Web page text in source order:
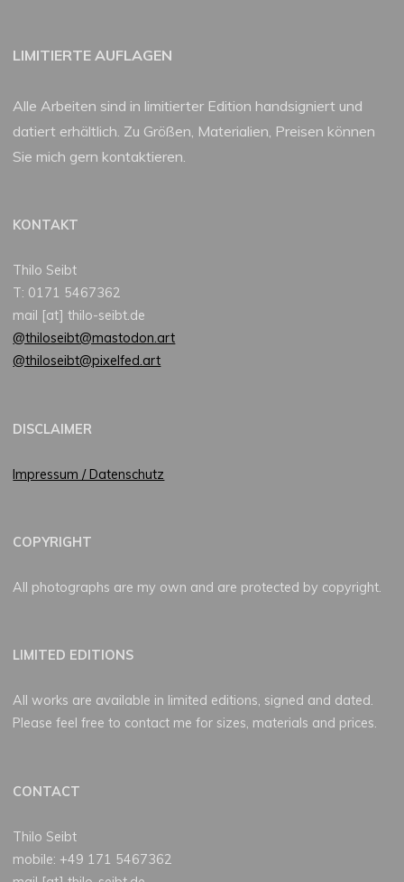
LIMITIERTE AUFLAGEN
Alle Arbeiten sind in limitierter Edition handsigniert und
datiert erhältlich. Zu Größen, Materialien, Preisen können
Sie mich gern kontaktieren.
KONTAKT
Thilo Seibt
T: 0171 5467362
mail [at] thilo-seibt.de
@thiloseibt@mastodon.art
@thiloseibt@pixelfed.art
DISCLAIMER
Impressum / Datenschutz
COPYRIGHT
All photographs are my own and are protected by copyright.
LIMITED EDITIONS
All works are available in limited editions, signed and dated.
Please feel free to contact me for sizes, materials and prices.
CONTACT
Thilo Seibt
mobile: +49 171 5467362